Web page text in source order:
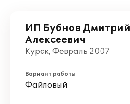
ИП Бубнов Дмитрий
Алексеевич
Курск, Февраль 2007
Вариант работы
Файловый